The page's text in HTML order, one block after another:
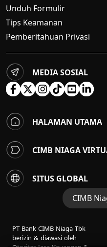
Unduh Formulir
Tips Keamanan
Pemberitahuan Privasi
MEDIA SOSIAL
HALAMAN UTAMA
CIMB NIAGA
SITUS GLOBAL
CIMB
Perbankan
PT Bank CIMB Niaga Tbk
berizin & diawasi oleh